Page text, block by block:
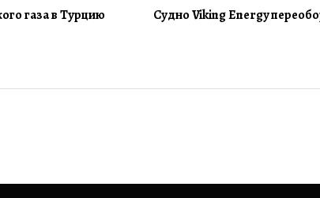
газа в Турцию
Судно Viking Energy